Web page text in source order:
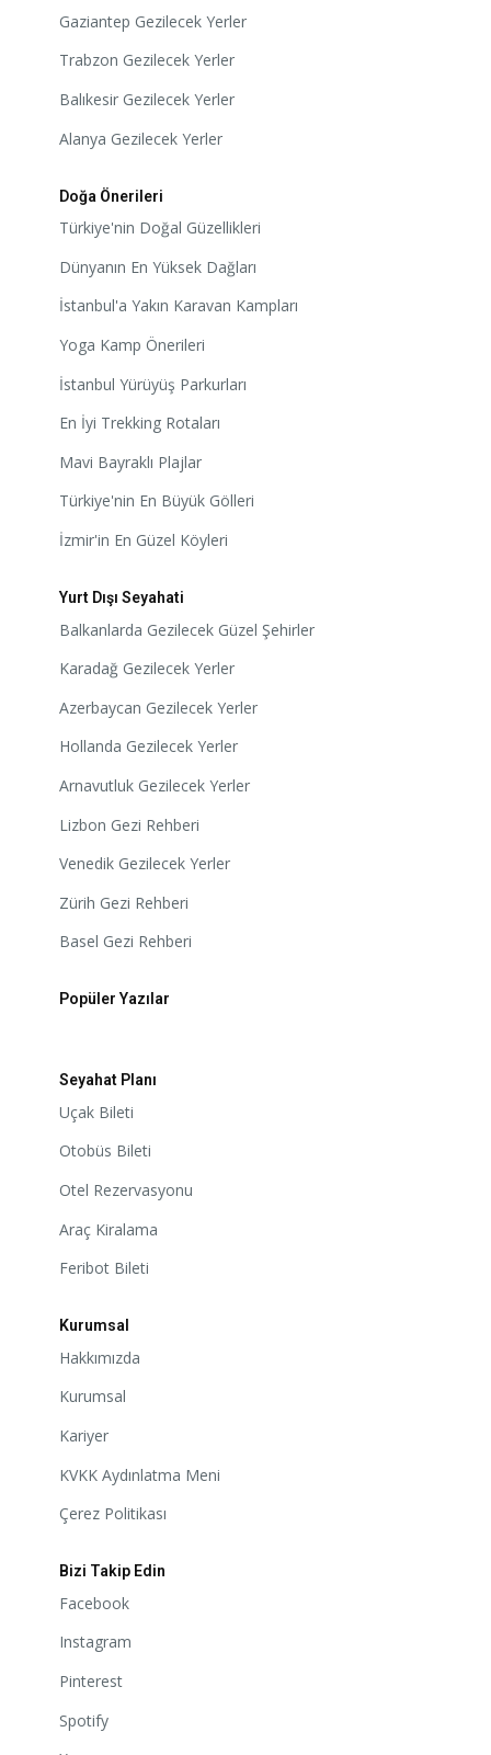
Gaziantep Gezilecek Yerler
Trabzon Gezilecek Yerler
Balıkesir Gezilecek Yerler
Alanya Gezilecek Yerler
Doğa Önerileri
Türkiye'nin Doğal Güzellikleri
Dünyanın En Yüksek Dağları
İstanbul'a Yakın Karavan Kampları
Yoga Kamp Önerileri
İstanbul Yürüyüş Parkurları
En İyi Trekking Rotaları
Mavi Bayraklı Plajlar
Türkiye'nin En Büyük Gölleri
İzmir'in En Güzel Köyleri
Yurt Dışı Seyahati
Balkanlarda Gezilecek Güzel Şehirler
Karadağ Gezilecek Yerler
Azerbaycan Gezilecek Yerler
Hollanda Gezilecek Yerler
Arnavutluk Gezilecek Yerler
Lizbon Gezi Rehberi
Venedik Gezilecek Yerler
Zürih Gezi Rehberi
Basel Gezi Rehberi
Popüler Yazılar
Seyahat Planı
Uçak Bileti
Otobüs Bileti
Otel Rezervasyonu
Araç Kiralama
Feribot Bileti
Kurumsal
Hakkımızda
Kurumsal
Kariyer
KVKK Aydınlatma Meni
Çerez Politikası
Bizi Takip Edin
Facebook
Instagram
Pinterest
Spotify